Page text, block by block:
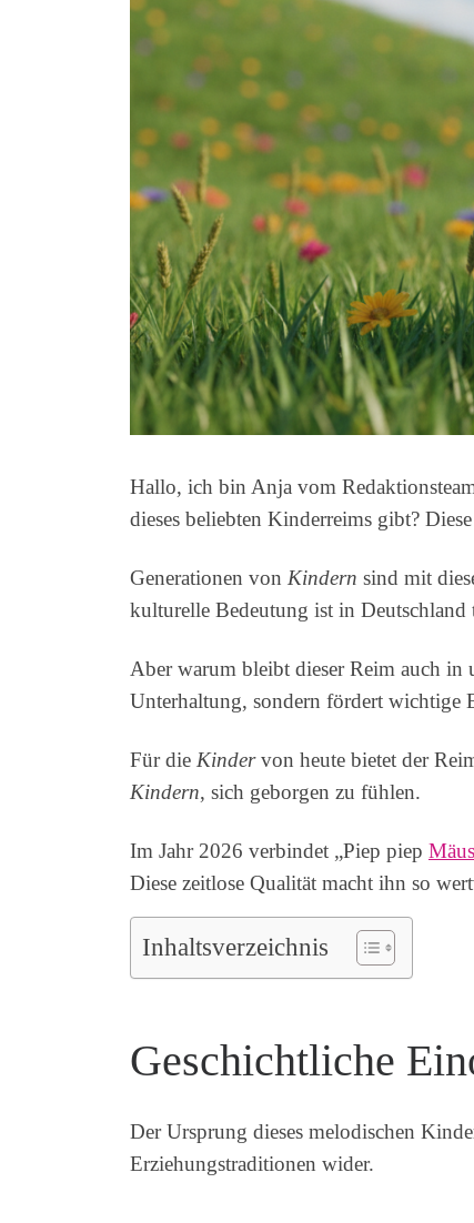
Hallo, ich bin Anja vom
dieses beliebten Kinderreims gibt?
Generationen von Kindern sind mit
kulturelle Bedeutung ist in Deutschland
Aber warum bleibt dieser Reim auch in
Unterhaltung, sondern fördert wichtige
Für die Kindervon heute bietet der
Kindern, sich geborgen zu fühlen.
Im Jahr 2026 verbindet „Piep piep
Diese zeitlose Qualität macht ihn so
Inhaltsverzeichnis
Geschichtliche
Der Ursprung dieses melodischen
Erziehungstraditionen wider.